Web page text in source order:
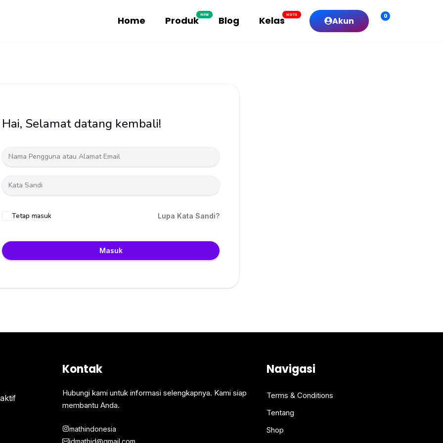
Home Produk NEW Blog Kelas HOTS
Akun 0
Hai, Selamat datang kembali!
Tetap masuk Lupa Kata Sandi?
Masuk
Kontak
Hubungi kami untuk informasi selengkapnya. Kami siap
membantu Anda.
mathindonesia
idmathid@gmail.com
Navigasi
Terms & Conditions
Tentang
Shop